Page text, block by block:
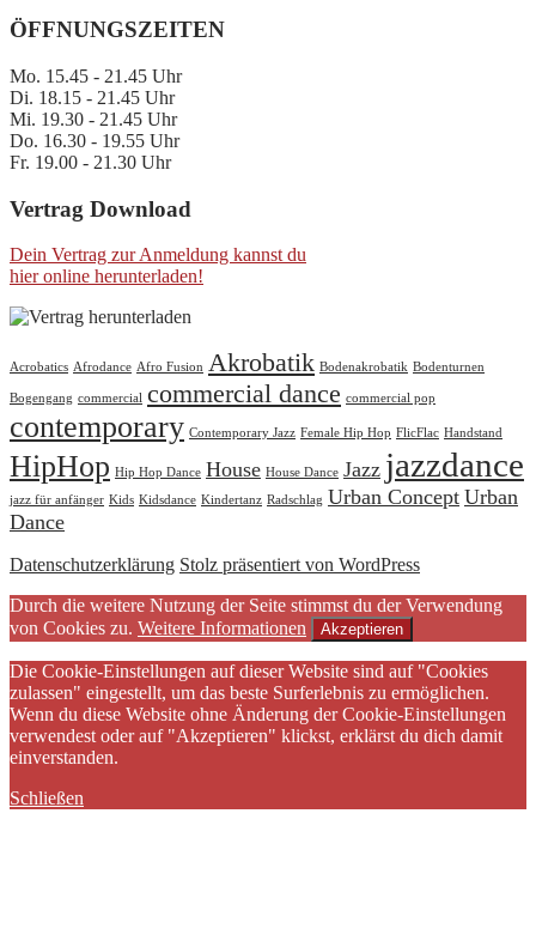
ÖFFNUNGSZEITEN
Mo. 15.45 - 21.45 Uhr
Di. 18.15 - 21.45 Uhr
Mi. 19.30 - 21.45 Uhr
Do. 16.30 - 19.55 Uhr
Fr. 19.00 - 21.30 Uhr
Vertrag Download
Dein Vertrag zur Anmeldung kannst du
hier online herunterladen!
Acrobatics Afrodance Afro Fusion Akrobatik Bodenakrobatik Bodenturnen
Bogengang commercial commercial dance commercial pop
contemporary Contemporary Jazz Female Hip Hop FlicFlac Handstand
HipHop Hip Hop Dance House House Dance Jazz jazzdance
jazz für anfänger Kids Kidsdance Kindertanz Radschlag Urban Concept Urban
Dance
Datenschutzerklärung Stolz präsentiert von WordPress
Durch die weitere Nutzung der Seite stimmst du der Verwendung
von Cookies zu. Weitere Informationen Akzeptieren
Die Cookie-Einstellungen auf dieser Website sind auf "Cookies
zulassen" eingestellt, um das beste Surferlebnis zu ermöglichen.
Wenn du diese Website ohne Änderung der Cookie-Einstellungen
verwendest oder auf "Akzeptieren" klickst, erklärst du dich damit
einverstanden.
Schließen